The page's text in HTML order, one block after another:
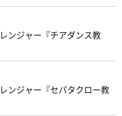
ンジャー『チアダンス教
ンジャー『セパタクロー教